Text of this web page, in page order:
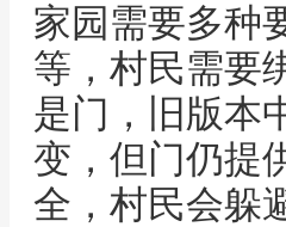
家园需要多种
等，村民需要
是门，旧版本
变，但门仍提
全，村民会躲